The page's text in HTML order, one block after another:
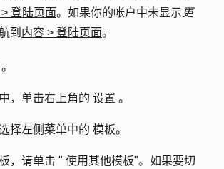
> 登陆页面。如果你的帐户中未显示更
到 内容 > 登陆页面。
。
，单击右上角的 设置 。
择左侧菜单中的 模板。
，请单击 " 使用其他模板"。如果要切